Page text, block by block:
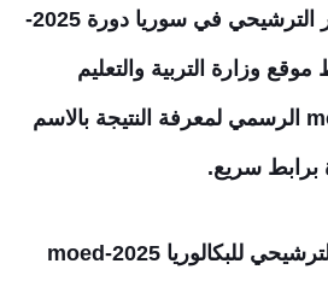
،فور اظهار نتائج السبر الترشيحي في سوريا دورة 2025-
موقع وزارة التربية والتعليم
السورية moed gov sy الرسمي لمعرفة النتيجة بالاسم
برابط سريع.
صدور نتائج الامتحان الترشيحي للبكالوريا 2025-moed